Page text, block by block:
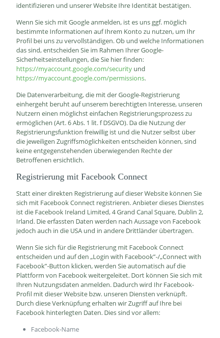
identifizieren und unserer Website Ihre Identität bestätigen.
Wenn Sie sich mit Google anmelden, ist es uns ggf. möglich
bestimmte Informationen auf Ihrem Konto zu nutzen, um Ihr
Profil bei uns zu vervollständigen. Ob und welche Informationen
das sind, entscheiden Sie im Rahmen Ihrer Google-
Sicherheitseinstellungen, die Sie hier finden:
https://myaccount.google.com/security und
https://myaccount.google.com/permissions.
Die Datenverarbeitung, die mit der Google-Registrierung
einhergeht beruht auf unserem berechtigten Interesse, unseren
Nutzern einen möglichst einfachen Registrierungsprozess zu
ermöglichen (Art. 6 Abs. 1 lit. f DSGVO). Da die Nutzung der
Registrierungsfunktion freiwillig ist und die Nutzer selbst über
die jeweiligen Zugriffsmöglichkeiten entscheiden können, sind
keine entgegenstehenden überwiegenden Rechte der
Betroffenen ersichtlich.
Registrierung mit Facebook Connect
Statt einer direkten Registrierung auf dieser Website können Sie
sich mit Facebook Connect registrieren. Anbieter dieses Dienstes
ist die Facebook Ireland Limited, 4 Grand Canal Square, Dublin 2,
Irland. Die erfassten Daten werden nach Aussage von Facebook
jedoch auch in die USA und in andere Drittländer übertragen.
Wenn Sie sich für die Registrierung mit Facebook Connect
entscheiden und auf den „Login with Facebook”-/„Connect with
Facebook”-Button klicken, werden Sie automatisch auf die
Plattform von Facebook weitergeleitet. Dort können Sie sich mit
Ihren Nutzungsdaten anmelden. Dadurch wird Ihr Facebook-
Profil mit dieser Website bzw. unseren Diensten verknüpft.
Durch diese Verknüpfung erhalten wir Zugriff auf Ihre bei
Facebook hinterlegten Daten. Dies sind vor allem:
Facebook-Name